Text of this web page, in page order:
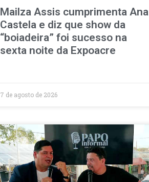
Mailza Assis cumprimenta Ana
Castela e diz que show da
“boiadeira” foi sucesso na
sexta noite da Expoacre
7 de agosto de 2026